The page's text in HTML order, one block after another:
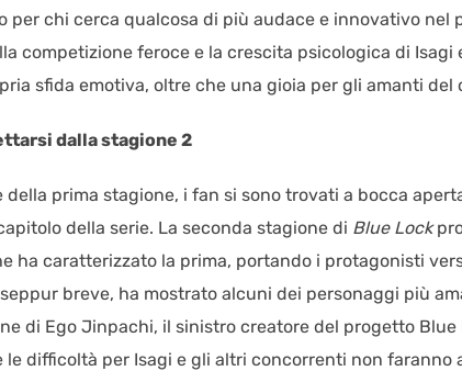
per chi cerca qualcosa di più audace e innovativo nel
competizione feroce e la crescita psicologica di
sfida emotiva, oltre che una gioia per gli amanti del
dalla stagione 2
della prima stagione, i fan si sono trovati a bocca
della serie. La seconda stagione di Blue Lock
ha caratterizzato la prima, portando i protagonisti
breve, ha mostrato alcuni dei personaggi più
di Ego Jinpachi, il sinistro creatore del progetto
le difficoltà per Isagi e gli altri concorrenti non faranno